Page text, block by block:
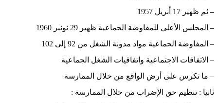
– ثم ظهير 17 أبريل 1957
– المجلس الأعلى للمفاوضة الجماعية ظهير 29 نونبر 1960
– المفاوضة الجماعية مواد مدونة الشغل من 92 إلى 102
– الاتفاقات الاجتماعية واتفاقيات الشغل الجماعية
– ما تكرس على أرض الواقع من خلال الممارسة
ثانيا : تنظيم حق الإضراب من خلال الممارسة :